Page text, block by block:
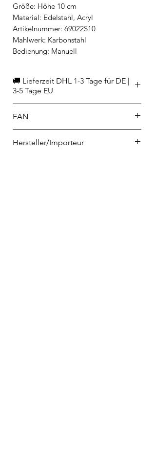
Größe: Höhe 10 cm
Material: Edelstahl, Acryl
Artikelnummer: 69022S10
Mahlwerk: Karbonstahl
Bedienung: Manuell
🚚 Lieferzeit DHL 1-3 Tage für DE |
3-5 Tage EU
EAN
Hersteller/Importeur